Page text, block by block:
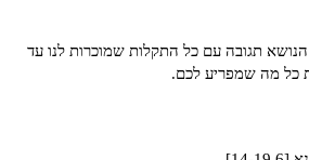
תגובה עם כל התקלות שמוכרות לנו עד
כל מה שמפריע לכם.